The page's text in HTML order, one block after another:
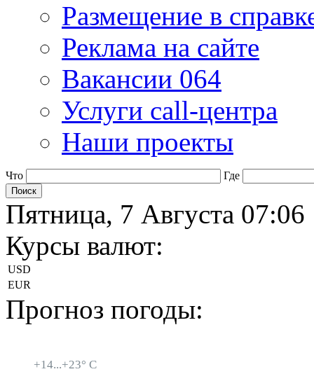
Размещение в
Реклама на сайте
Вакансии 064
Услуги call-центра
Наши проекты
Что Где
Пятница, 7 Августа 07:06
Курсы валют:
USD
EUR
Прогноз погоды:
+14...+23° C